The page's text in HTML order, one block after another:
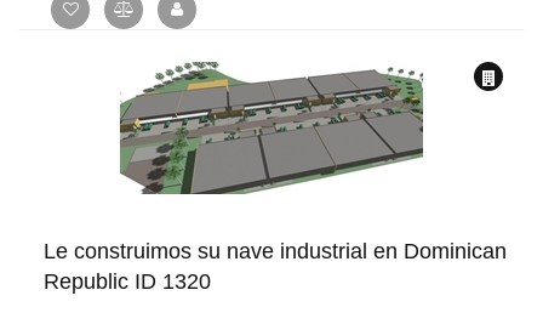
Le construimos su nave industrial en Dominican
Republic ID 1320